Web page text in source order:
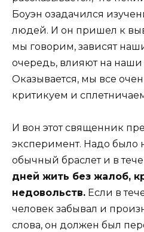
Боуэн озадачился
людей. И он пришел к
мы говорим, зависят
очередь, влияют на
Оказывается, мы все
критикуем и
И вон этот священник
эксперимент. Надо было
обычный браслет и в
дней жить без жалоб,
недовольств. Если в
человек забывал и
слова, он должен был